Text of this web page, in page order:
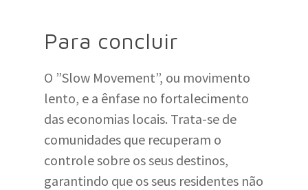
Para concluir
O ”Slow Movement”, ou movimento
lento, e a ênfase no fortalecimento
das economias locais. Trata-se de
comunidades que recuperam o
controle sobre os seus destinos,
garantindo que os seus residentes não